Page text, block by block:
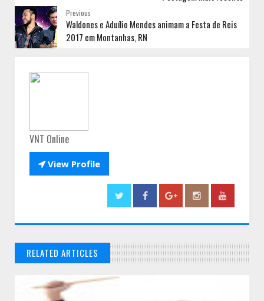
Previous
Waldones e Aduílio Mendes animam a Festa de Reis
2017 em Montanhas, RN
VNT Online
View Profile
RELATED ARTICLES